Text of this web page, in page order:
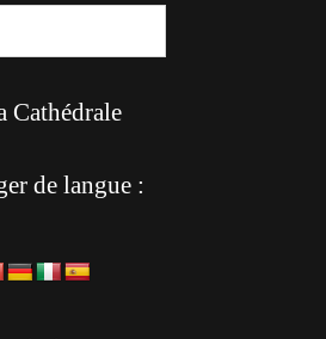
Cathédrale
de langue :